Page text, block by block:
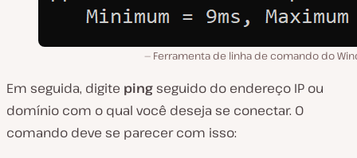
Ferramenta de linha de comando do
Em seguida, digite ping seguido do endereço IP ou
domínio com o qual você deseja se conectar. O
comando deve se parecer com isso: